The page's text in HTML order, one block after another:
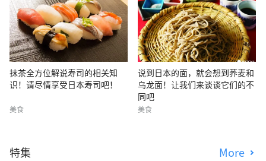
抹茶全方位解说寿司的相关知
识！请尽情享受日本寿司吧！
美食
说到日本的面，就会想到荞麦和
乌龙面！让我们来谈谈它们的不
同吧
美食
特集 More